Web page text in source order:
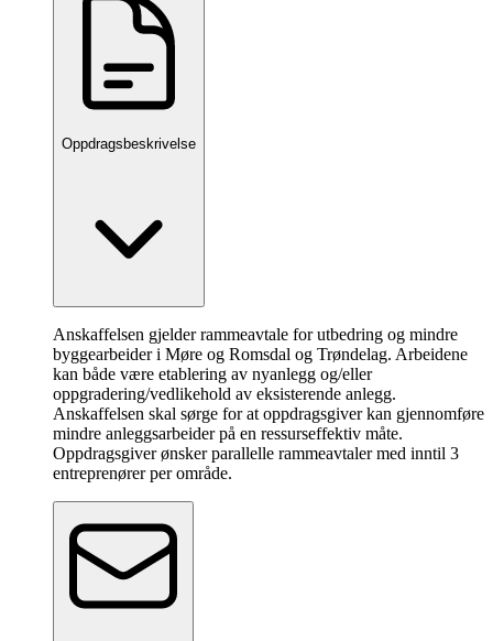
Oppdragsbeskrivelse
Anskaffelsen gjelder rammeavtale for utbedring og mindre
byggearbeider i Møre og Romsdal og Trøndelag. Arbeidene
kan både være etablering av nyanlegg og/eller
oppgradering/vedlikehold av eksisterende anlegg.
Anskaffelsen skal sørge for at oppdragsgiver kan gjennomføre
mindre anleggsarbeider på en ressurseffektiv måte.
Oppdragsgiver ønsker parallelle rammeavtaler med inntil 3
entreprenører per område.